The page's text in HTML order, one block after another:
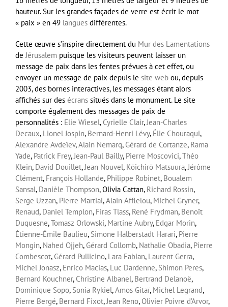
hauteur. Sur les grandes façades de verre est écrit le mot
« paix » en 49 langues différentes.
Cette œuvre s’inspire directement du Mur des Lamentations
deJérusalem puisque les visiteurs peuvent laisser un
message de paix dans les fentes prévues à cet effet, ou
envoyer un message de paix depuis le site web ou, depuis
2003, des bornes interactives, les messages étant alors
affichés sur des écrans situés dans le monument. Le site
comporte également des messages de paix de
personnalités : Elie Wiesel, Cyrielle Clair,Jean-Charles
Decaux, Lionel Jospin, Bernard-Henri Lévy, Élie Chouraqui,
Alexandre Avdeïev,Alain Nemarq, Gérard de Cortanze, Rama
Yade, Patrick Frey,Jean-Paul Bailly, Pierre Moscovici,Théo
Klein, David Douillet,Jean Nouvel, Kōichirō Matsuura,Jérôme
Clément, François Hollande, Philippe Robinet, Boualem
Sansal, Danièle Thompson, Olivia Cattan, Richard Rossin,
Serge Uzzan, Pierre Martial,Alain Afflelou, Michel Gryner,
Renaud, Daniel Templon, Firas Tlass, René Frydman, Benoît
Duquesne,Tomasz Orlowski, Martine Aubry, Edgar Morin,
Étienne-Émile Baulieu, Simone Halberstadt Harari, Pierre
Mongin, Nahed Ojjeh, Gérard Collomb, Nathalie Obadia, Pierre
Combescot, Gérard Pullicino, Lara Fabian, Laurent Gerra,
Michel Jonasz, Enrico Macias, Luc Dardenne, Shimon Peres,
Bernard Kouchner, Christine Albanel, Bertrand Delanoë,
Dominique Sopo, Sonia Rykiel,Amos Gitaï, Michel Legrand,
Pierre Bergé, Bernard Fixot,Jean Reno, Olivier Poivre d’Arvor,